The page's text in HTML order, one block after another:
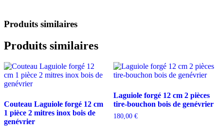
Produits similaires
Produits similaires
Couteau Laguiole forgé 12 cm
1 pièce 2 mitres inox bois de
genévrier
Laguiole forgé 12 cm 2 pièces
tire-bouchon bois de genévrier
180,00 €